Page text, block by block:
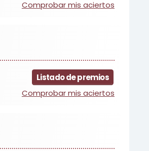
Comprobar mis aciertos
Listado de premios
Comprobar mis aciertos